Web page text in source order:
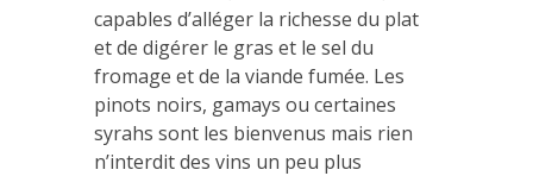
capables d’alléger la richesse du plat
et de digérer le gras et le sel du
fromage et de la viande fumée. Les
pinots noirs, gamays ou certaines
syrahs sont les bienvenus mais rien
n’interdit des vins un peu plus